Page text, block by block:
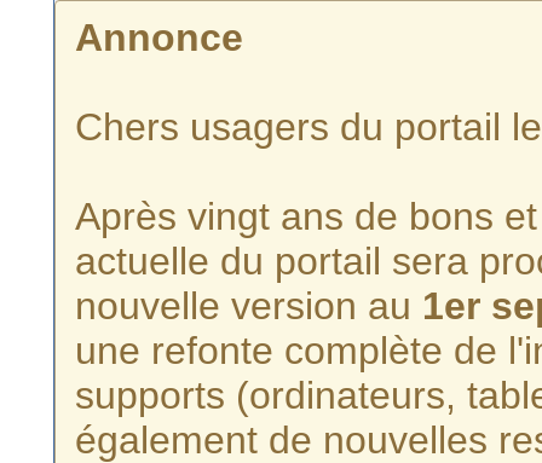
Annonce
Chers usagers du portail
Après vingt ans de bons
actuelle du portail sera
nouvelle version au 1er
une refonte complète de
supports (ordinateurs,
également de nouvelles